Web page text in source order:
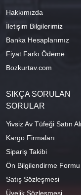
Hakkımızda
İletişim Bilgilerimiz
Banka Hesaplarımız
Fiyat Farkı Ödeme
Bozkurtav.com
SIKÇA SORULAN
SORULAR
Yivsiz Av Tüfeği Satın
Kargo Firmaları
Sipariş Takibi
Ön Bilgilendirme Formu
Satış Sözleşmesi
Üyelik Sözleşmesi